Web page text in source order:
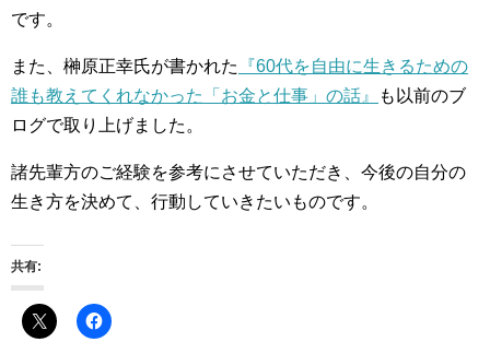
です。
また、榊原正幸氏が書かれた
『60代を自由に生きるための
誰も教えてくれなかった「お金と仕事」の話』
も以前のブ
ログで取り上げました。
諸先輩方のご経験を参考にさせていただき、今後の自分の
生き方を決めて、行動していきたいものです。
共有: